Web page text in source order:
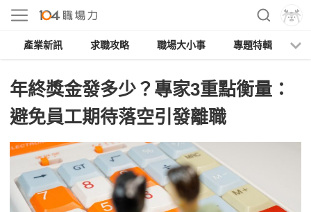
產業新訊 求職攻略 職場大小事 專題特輯
年終獎金發多少？專家3重點衡量：
避免員工期待落空引發離職